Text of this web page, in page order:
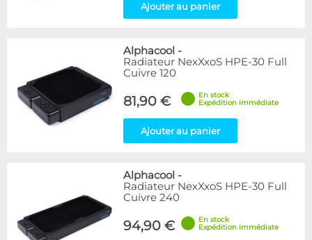
Ajouter au panier
Alphacool -
Radiateur NexXxoS HPE-30 Full
Cuivre 120
81,90 €
En stock
Expédition immédiate
Ajouter au panier
Alphacool -
Radiateur NexXxoS HPE-30 Full
Cuivre 240
94,90 €
En stock
Expédition immédiate